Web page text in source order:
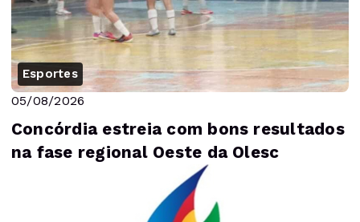
Esportes
05/08/2026
Concórdia estreia com bons resultados
na fase regional Oeste da Olesc